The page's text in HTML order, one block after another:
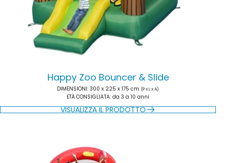
Happy Zoo Bouncer & Slide
DIMENSIONI: 300 x 225 x 175 cm (P x L x A)
ETÀ CONSIGLIATA: da 3 a 10 anni
VISUALIZZA IL PRODOTTO